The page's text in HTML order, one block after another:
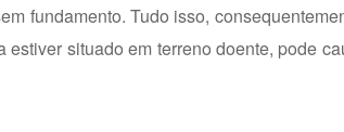
fundamento. Tudo isso,
situado em terreno doente, pode